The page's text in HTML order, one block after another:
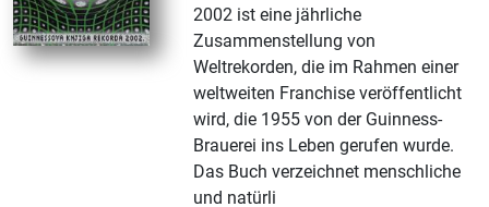
2002 ist eine jährliche
Zusammenstellung von
Weltrekorden, die im Rahmen einer
weltweiten Franchise veröffentlicht
wird, die 1955 von der Guinness-
Brauerei ins Leben gerufen wurde.
Das Buch verzeichnet menschliche
und natürli